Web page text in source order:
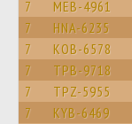
7 MEB-4961
7 HNA-6235
7 KOB-6578
7 TPB-9718
7 TPZ-5955
7 KYB-6469